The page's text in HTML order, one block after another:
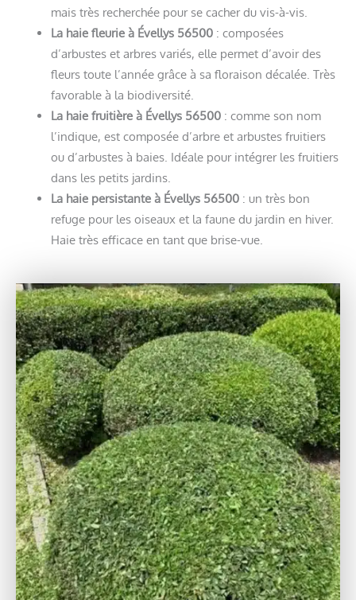
mais très recherchée pour se cacher du vis-à-vis.
La haie fleurie à Évellys 56500: composées
d’arbustes et arbres variés, elle permet d’avoir des
fleurs toute l’année grâce à sa floraison décalée. Très
favorable à la biodiversité.
La haie fruitière à Évellys 56500: comme son nom
l’indique, est composée d’arbre et arbustes fruitiers
ou d’arbustes à baies. Idéale pour intégrer les fruitiers
dans les petits jardins.
La haie persistante à Évellys 56500 : un très bon
refuge pour les oiseaux et la faune du jardin en hiver.
Haie très efficace en tant que brise-vue.